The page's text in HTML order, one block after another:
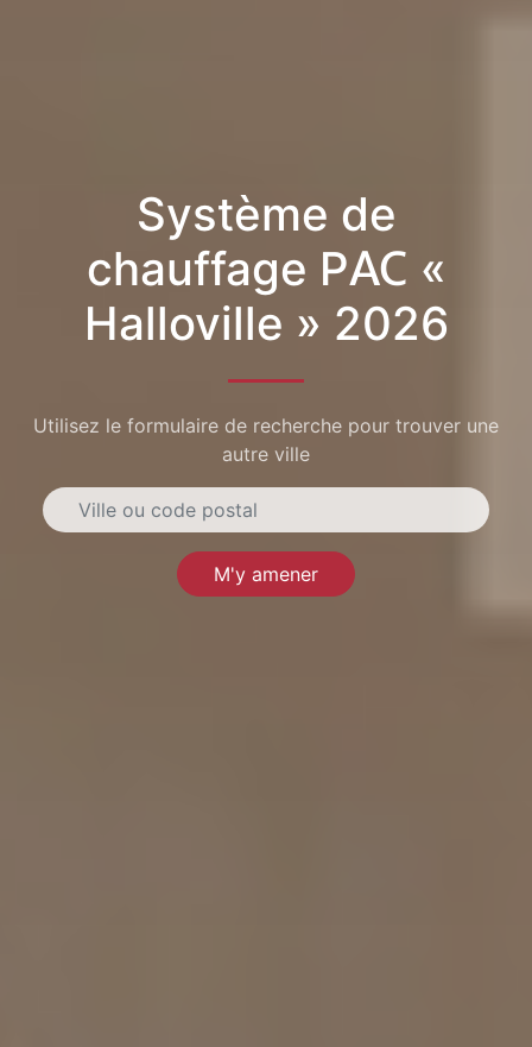
Système de
chauffage PAC «
Halloville » 2026
Utilisez le formulaire de recherche pour trouver une
autre ville
M'y amener